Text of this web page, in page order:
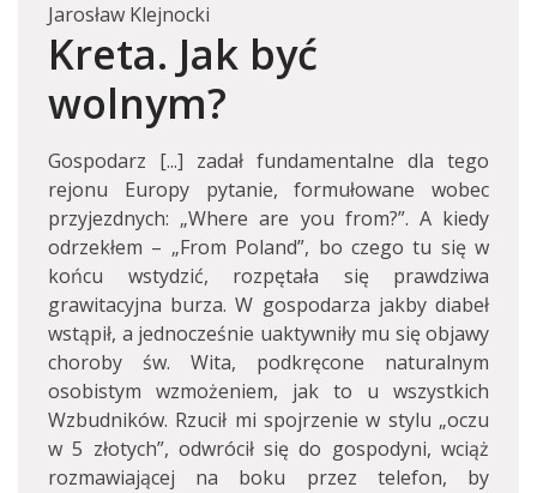
Jarosław Klejnocki
Kreta. Jak być
wolnym?
Gospodarz [...] zadał fundamentalne dla tego
rejonu Europy pytanie, formułowane wobec
przyjezdnych: „Where are you from?”. A kiedy
odrzekłem – „From Poland”, bo czego tu się w
końcu wstydzić, rozpętała się prawdziwa
grawitacyjna burza. W gospodarza jakby diabeł
wstąpił, a jednocześnie uaktywniły mu się objawy
choroby św. Wita, podkręcone naturalnym
osobistym wzmożeniem, jak to u wszystkich
Wzbudników. Rzucił mi spojrzenie w stylu „oczu
w 5 złotych”, odwrócił się do gospodyni, wciąż
rozmawiającej na boku przez telefon, by